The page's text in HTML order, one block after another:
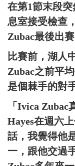
在第1節末段
息室接受檢查
Zubac最後出
比賽前，湖人
Zubac之前平
是個棘手的對手
「Ivica Zubac
Hayes在週六
話，我覺得他
一，跟他交過